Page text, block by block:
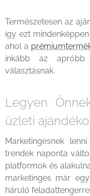
Természetesen az
így ezt
ahol a
inkább az apróbb
választásnak.
Legyen
üzleti
Marketingesnek
trendek naponta
platformok és
marketinges már
háruló